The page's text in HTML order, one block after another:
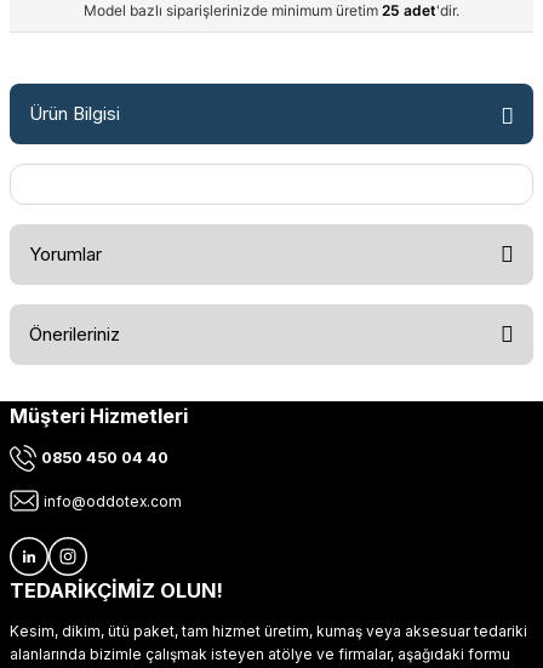
Model bazlı siparişlerinizde minimum üretim 25 adet'dir.
Ürün Bilgisi
Yorumlar
Önerileriniz
Bu ürünün fiyat bilgisi, resim, ürün açıklamalarında ve diğer
kullanarak tarafımıza iletebilirsiniz.
Ürün resmi kalitesiz, bozuk veya görüntülenemiyor.
Ürün açıklamasında eksik bilgiler bulunuyor.
Ürün fiyatı diğer sitelerden daha pahalı.
Müşteri Hizmetleri
0850 450 04 40
info@oddotex.com
TEDARİKÇİMİZ OLUN!
Kesim, dikim, ütü paket, tam hizmet üretim, kumaş veya aksesuar tedariki
alanlarında bizimle çalışmak isteyen atölye ve firmalar, aşağıdaki formu